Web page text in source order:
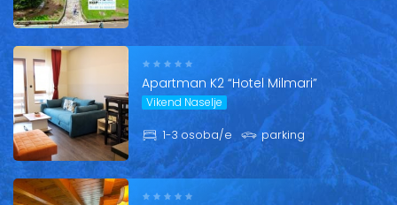
Dodatni filteri
Skijašnica
Internet
Parking
Garaža
Balkon
Bazen
Klima
SPA centar
Apartman K2 “Hotel Milmari”
Vikend Naselje
1-3 osoba/e parking